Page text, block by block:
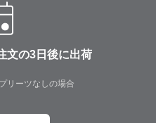
文の3日後に出荷
リーツなしの場合